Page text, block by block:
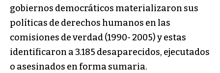
gobiernos democráticos materializaron sus
políticas de derechos humanos en las
comisiones de verdad (1990- 2005) y estas
identificaron a 3.185 desaparecidos, ejecutados
o asesinados en forma sumaria.